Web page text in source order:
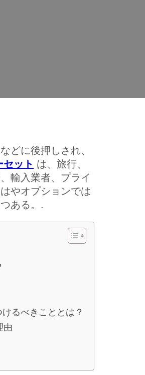
どに後押しされ、
ット は、旅行、
輸入業者、プライ
やオプションでは
ある。.
るべきこととは？
由